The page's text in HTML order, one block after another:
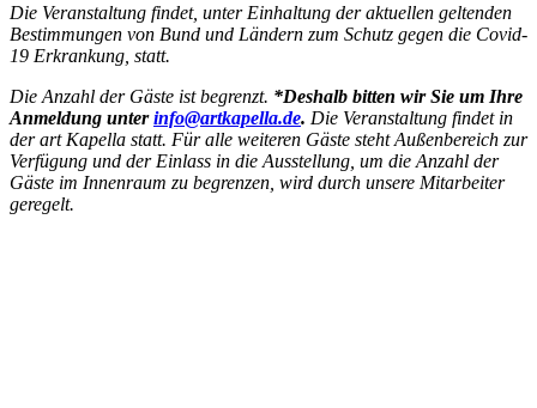
Die Veranstaltung findet, unter Einhaltung der aktuellen geltenden
Bestimmungen von Bund und Ländern zum Schutz gegen die Covid-
19 Erkrankung, statt.
Die Anzahl der Gäste ist begrenzt. *Deshalb bitten wir Sie um Ihre
Anmeldung unterinfo@artkapella.de. Die Veranstaltung findet in
der art Kapella statt. Für alle weiteren Gäste steht Außenbereich zur
Verfügung und der Einlass in die Ausstellung, um die Anzahl der
Gäste im Innenraum zu begrenzen, wird durch unsere Mitarbeiter
geregelt.